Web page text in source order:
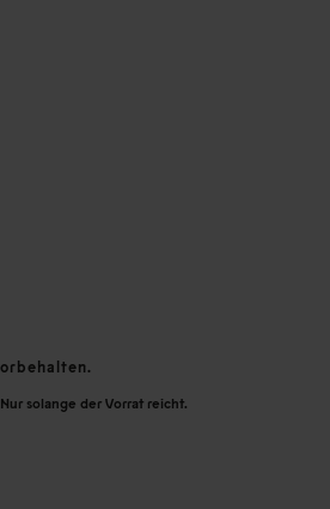
solange der Vorrat reicht.